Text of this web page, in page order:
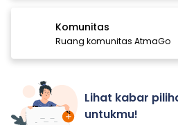
Komunitas
Ruang komunitas AtmaGo
Lihat kabar
untukmu!